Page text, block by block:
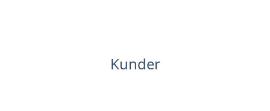
Kunder